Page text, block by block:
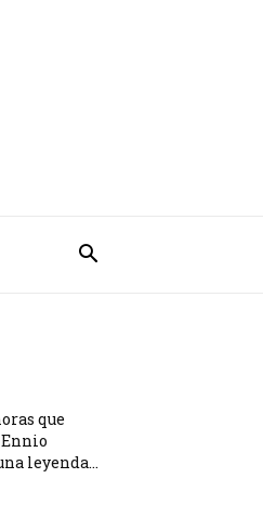
que
leyenda...